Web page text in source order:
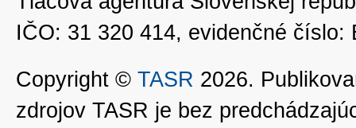
IČO: 31 320 414, evidenčné číslo:
Copyright © TASR 2026.
zdrojov TASR je bez